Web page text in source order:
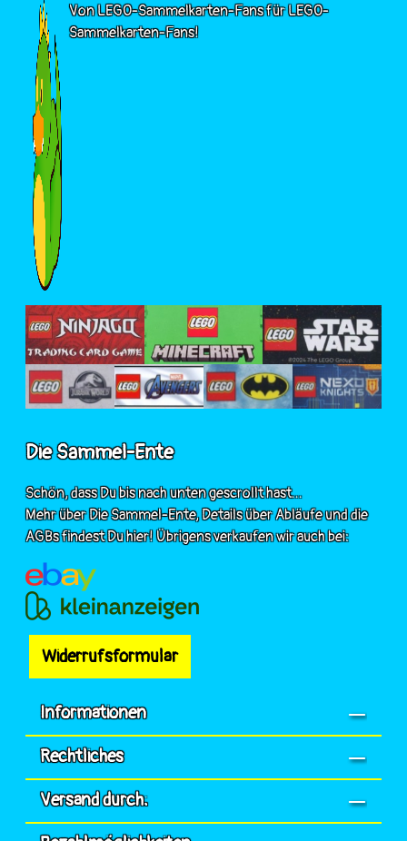
Von LEGO-Sammelkarten-Fans für LEGO-
Sammelkarten-Fans!
Die Sammel-Ente
Schön, dass Du bis nach unten gescrollt hast...
Mehr über Die Sammel-Ente, Details über Abläufe und die
AGBs findest Du hier! Übrigens verkaufen wir auch bei:
Widerrufsformular
Informationen
Rechtliches
Versand durch: